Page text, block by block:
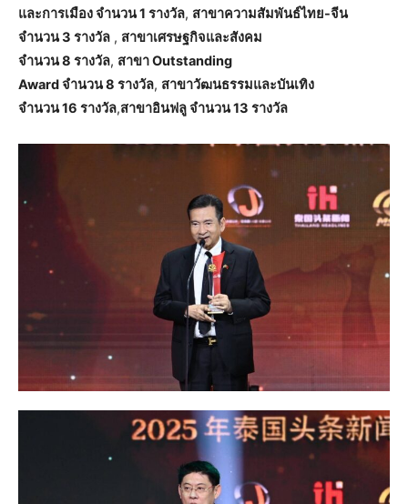
และการเมือง จำนวน 1 รางวัล, สาขาความสัมพันธ์ไทย-จีน
จำนวน 3 รางวัล , สาขาเศรษฐกิจและสังคม
จำนวน 8 รางวัล, สาขา Outstanding
Award จำนวน 8 รางวัล, สาขาวัฒนธรรมและบันเทิง
จำนวน 16 รางวัล,สาขาอินฟลู จำนวน 13 รางวัล